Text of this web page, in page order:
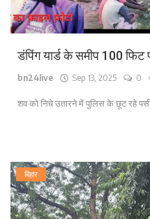
डंपिंग यार्ड के समीप 100
bn24live Sep 13, 2025 0
शव को निचे उतारने में पुलिस के छूट रहे
बिहार